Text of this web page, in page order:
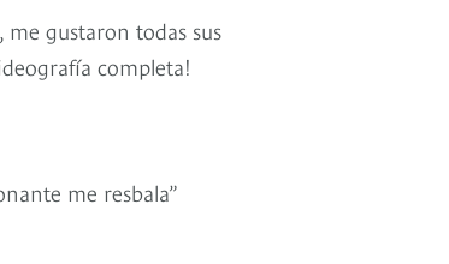
gustaron todas sus
completa!
me resbala”